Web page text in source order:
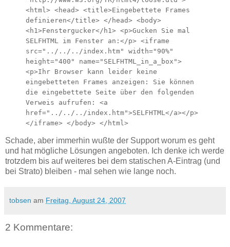
<html> <head> <title>Eingebettete Frames
definieren</title> </head> <body>
<h1>Fenstergucker</h1> <p>Gucken Sie mal
SELFHTML im Fenster an:</p> <iframe
src="../../../index.htm" width="90%"
height="400" name="SELFHTML_in_a_box">
<p>Ihr Browser kann leider keine
eingebetteten Frames anzeigen: Sie können
die eingebettete Seite über den folgenden
Verweis aufrufen: <a
href="../../../index.htm">SELFHTML</a></p>
</iframe> </body> </html>
Schade, aber immerhin wußte der Support worum es geht
und hat mögliche Lösungen angeboten. Ich denke ich werde
trotzdem bis auf weiteres bei dem statischen A-Eintrag (und
bei Strato) bleiben - mal sehen wie lange noch.
tobsen am Freitag, August 24, 2007
2 Kommentare: